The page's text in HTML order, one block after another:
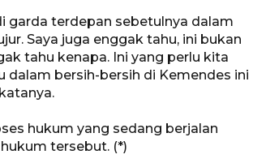
garda terdepan sebetulnya dalam
Saya juga enggak tahu, ini bukan
tahu kenapa. Ini yang perlu kita
dalam bersih-bersih di Kemendes ini
hukum yang sedang berjalan
tersebut. (*)